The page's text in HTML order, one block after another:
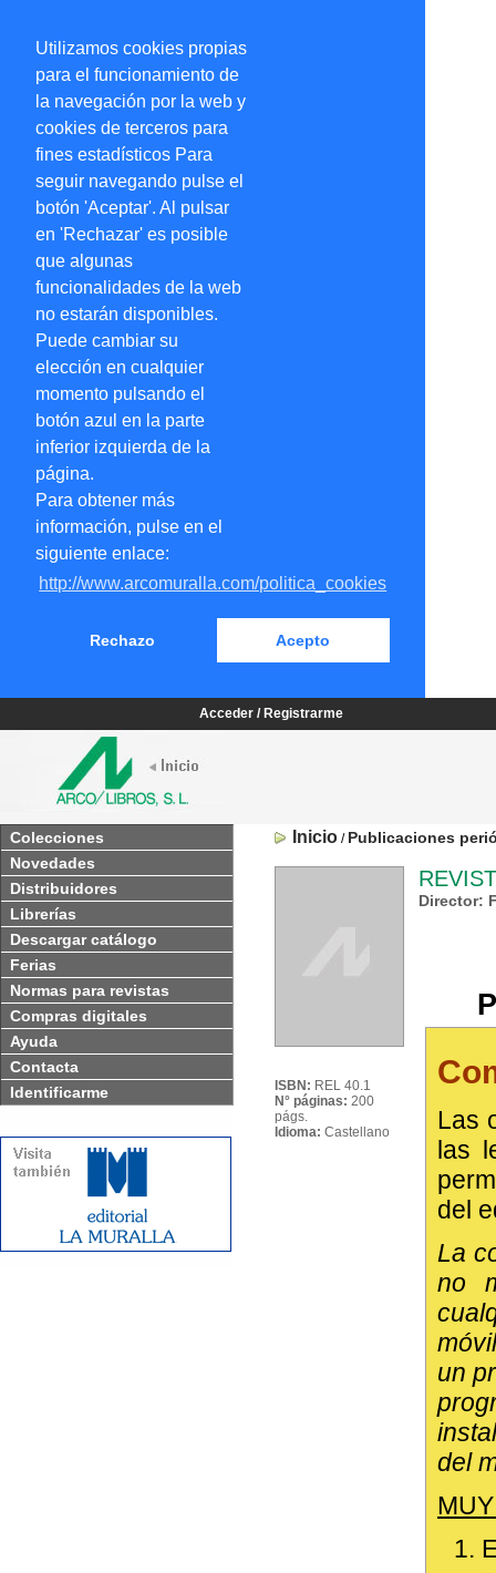
Utilizamos cookies propias
para el funcionamiento de
la navegación por la web y
cookies de terceros para
fines estadísticos Para
seguir navegando pulse el
botón 'Aceptar'. Al pulsar
en 'Rechazar' es posible
que algunas
funcionalidades de la web
no estarán disponibles.
Puede cambiar su
elección en cualquier
momento pulsando el
botón azul en la parte
inferior izquierda de la
página.
Para obtener más
información, pulse en el
siguiente enlace:
http://www.arcomuralla.com/politica_cookies
Rechazo Acepto
Acceder / Registrarme
Colecciones
Novedades
Distribuidores
Librerías
Descargar catálogo
Ferias
Normas para revistas
Compras digitales
Ayuda
Contacta
Identificarme
Inicio / Publicaciones
ISBN: REL 40.1
N° páginas: 200
págs.
Idioma: Castellano
Director:
Las
las
del
La
no
un
del